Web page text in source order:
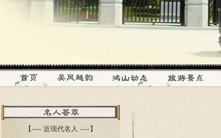
【---- 近现代名人 ----】